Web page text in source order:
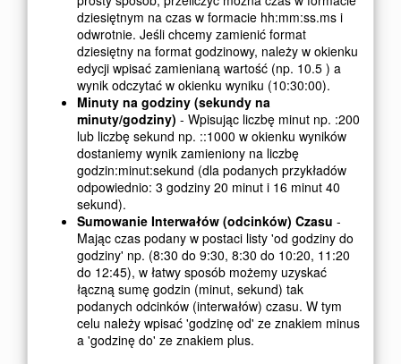
dziesiętnym na czas w formacie hh:mm:ss.ms i
odwrotnie. Jeśli chcemy zamienić format
dziesiętny na format godzinowy, należy w okienku
edycji wpisać zamienianą wartość (np. 10.5 ) a
wynik odczytać w okienku wyniku (10:30:00).
Minuty na godziny (sekundy na
minuty/godziny) - Wpisując liczbę minut np. :200
lub liczbę sekund np. ::1000 w okienku wyników
dostaniemy wynik zamieniony na liczbę
godzin:minut:sekund (dla podanych przykładów
odpowiednio: 3 godziny 20 minut i 16 minut 40
sekund).
Sumowanie Interwałów (odcinków) Czasu -
Mając czas podany w postaci listy 'od godziny do
godziny' np. (8:30 do 9:30, 8:30 do 10:20, 11:20
do 12:45), w łatwy sposób możemy uzyskać
łączną sumę godzin (minut, sekund) tak
podanych odcinków (interwałów) czasu. W tym
celu należy wpisać 'godzinę od' ze znakiem minus
a 'godzinę do' ze znakiem plus.